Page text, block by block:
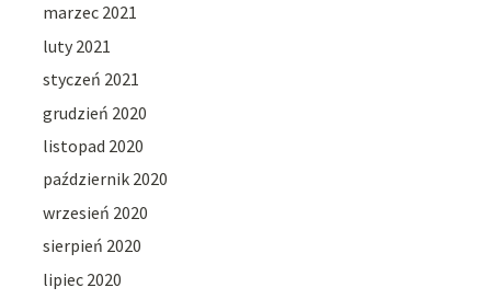
marzec 2021
luty 2021
styczeń 2021
grudzień 2020
listopad 2020
październik 2020
wrzesień 2020
sierpień 2020
lipiec 2020